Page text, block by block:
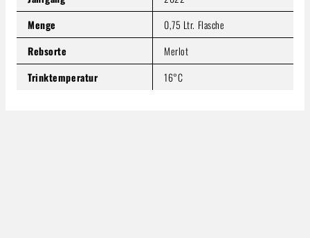
Menge
0,75 Ltr. Flasche
Rebsorte
Merlot
Trinktemperatur
16°C